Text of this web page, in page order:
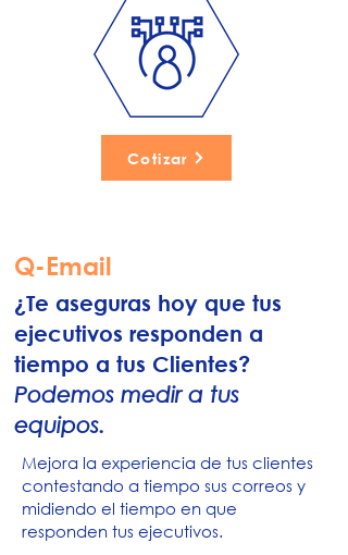
Cotizar
Q-Email
¿Te aseguras hoy que tus
ejecutivos responden a
tiempo a tus Clientes?
Podemos medir a tus
equipos.
Mejora la experiencia de tus clientes
contestando a tiempo sus correos y
midiendo el tiempo en que
responden tus ejecutivos.